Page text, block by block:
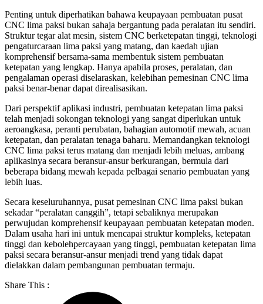
Penting untuk diperhatikan bahawa keupayaan pembuatan pusat
CNC lima paksi bukan sahaja bergantung pada peralatan itu sendiri.
Struktur tegar alat mesin, sistem CNC berketepatan tinggi, teknologi
pengaturcaraan lima paksi yang matang, dan kaedah ujian
komprehensif bersama-sama membentuk sistem pembuatan
ketepatan yang lengkap. Hanya apabila proses, peralatan, dan
pengalaman operasi diselaraskan, kelebihan pemesinan CNC lima
paksi benar-benar dapat direalisasikan.
Dari perspektif aplikasi industri, pembuatan ketepatan lima paksi
telah menjadi sokongan teknologi yang sangat diperlukan untuk
aeroangkasa, peranti perubatan, bahagian automotif mewah, acuan
ketepatan, dan peralatan tenaga baharu. Memandangkan teknologi
CNC lima paksi terus matang dan menjadi lebih meluas, ambang
aplikasinya secara beransur-ansur berkurangan, bermula dari
beberapa bidang mewah kepada pelbagai senario pembuatan yang
lebih luas.
Secara keseluruhannya, pusat pemesinan CNC lima paksi bukan
sekadar “peralatan canggih”, tetapi sebaliknya merupakan
perwujudan komprehensif keupayaan pembuatan ketepatan moden.
Dalam usaha hari ini untuk mencapai struktur kompleks, ketepatan
tinggi dan kebolehpercayaan yang tinggi, pembuatan ketepatan lima
paksi secara beransur-ansur menjadi trend yang tidak dapat
dielakkan dalam pembangunan pembuatan termaju.
Share This :